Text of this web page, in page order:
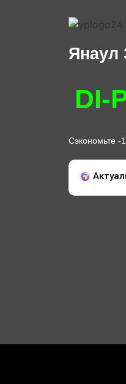
Янаул
DI-
Сэкономьте -